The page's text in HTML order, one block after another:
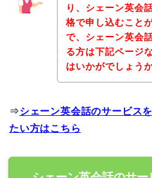
り、シェーン英会
格で申し込むこと
で、シェーン英会
る方は下記ページ
はいかがでしょう
⇒シェーン英会話のサービス
たい方はこちら